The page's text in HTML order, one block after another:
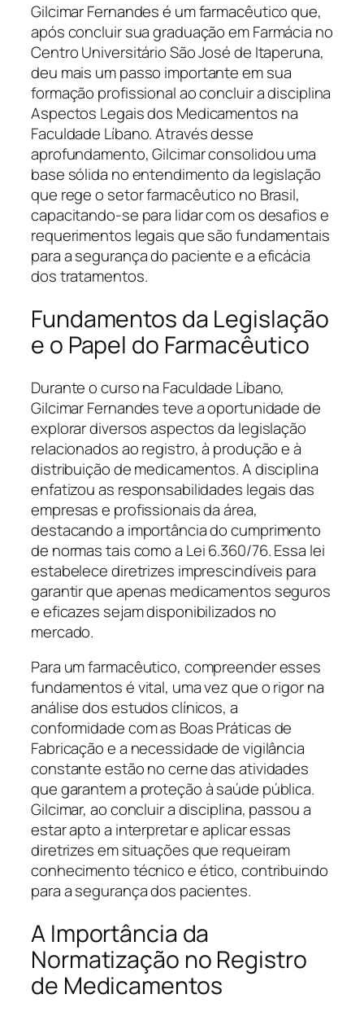
Gilcimar Fernandes é um farmacêutico que,
após concluir sua graduação em Farmácia no
Centro Universitário São José de Itaperuna,
deu mais um passo importante em sua
formação profissional ao concluir a disciplina
Aspectos Legais dos Medicamentos na
Faculdade Líbano. Através desse
aprofundamento, Gilcimar consolidou uma
base sólida no entendimento da legislação
que rege o setor farmacêutico no Brasil,
capacitando-se para lidar com os desafios e
requerimentos legais que são fundamentais
para a segurança do paciente e a eficácia
dos tratamentos.
Fundamentos da Legislação
e o Papel do Farmacêutico
Durante o curso na Faculdade Líbano,
Gilcimar Fernandes teve a oportunidade de
explorar diversos aspectos da legislação
relacionados ao registro, à produção e à
distribuição de medicamentos. A disciplina
enfatizou as responsabilidades legais das
empresas e profissionais da área,
destacando a importância do cumprimento
de normas tais como a Lei 6.360/76. Essa lei
estabelece diretrizes imprescindíveis para
garantir que apenas medicamentos seguros
e eficazes sejam disponibilizados no
mercado.
Para um farmacêutico, compreender esses
fundamentos é vital, uma vez que o rigor na
análise dos estudos clínicos, a
conformidade com as Boas Práticas de
Fabricação e a necessidade de vigilância
constante estão no cerne das atividades
que garantem a proteção à saúde pública.
Gilcimar, ao concluir a disciplina, passou a
estar apto a interpretar e aplicar essas
diretrizes em situações que requeiram
conhecimento técnico e ético, contribuindo
para a segurança dos pacientes.
A Importância da
Normatização no Registro
de Medicamentos